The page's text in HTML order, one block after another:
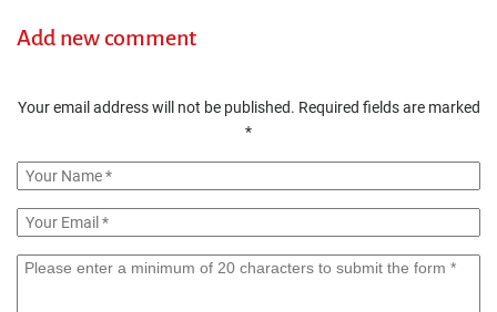
Add new comment
Your email address will not be published. Required fields are marked
*